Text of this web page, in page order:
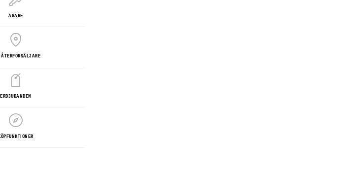
ÄGARE
ÅTERFÖRSÄLJARE
ERBJUDANDEN